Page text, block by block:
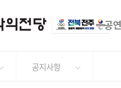
공
공지사항